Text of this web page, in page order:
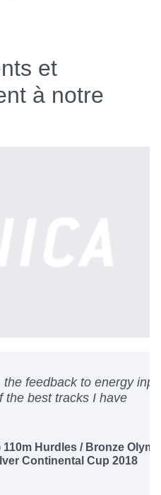
et
à notre
feedback to energy
the best tracks I have
Hurdles / Bronze
Continental Cup 2018